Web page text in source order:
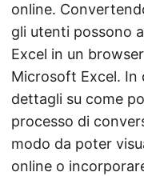
online.
gli utenti possono
Excel in un
Microsoft Excel. In
dettagli su come
processo di
modo da poter
online o